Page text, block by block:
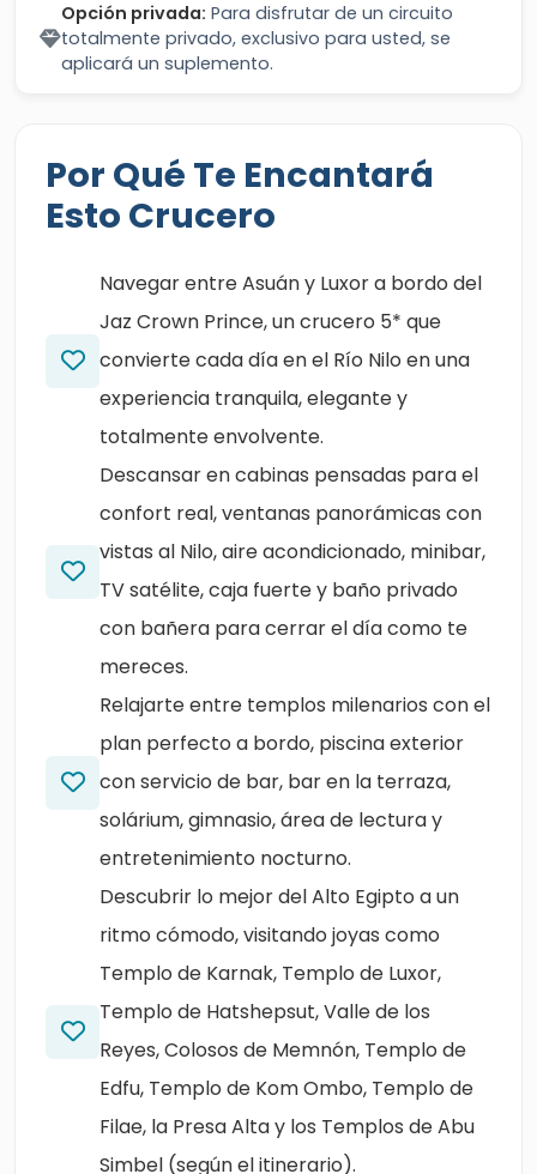
Opción privada: Para disfrutar de un circuito
totalmente privado, exclusivo para usted, se
aplicará un suplemento.
Por Qué Te Encantará
Esto Crucero
Navegar entre Asuán y Luxor a bordo del
Jaz Crown Prince, un crucero 5* que
convierte cada día en el Río Nilo en una
experiencia tranquila, elegante y
totalmente envolvente.
Descansar en cabinas pensadas para el
confort real, ventanas panorámicas con
vistas al Nilo, aire acondicionado, minibar,
TV satélite, caja fuerte y baño privado
con bañera para cerrar el día como te
mereces.
Relajarte entre templos milenarios con el
plan perfecto a bordo, piscina exterior
con servicio de bar, bar en la terraza,
solárium, gimnasio, área de lectura y
entretenimiento nocturno.
Descubrir lo mejor del Alto Egipto a un
ritmo cómodo, visitando joyas como
Templo de Karnak, Templo de Luxor,
Templo de Hatshepsut, Valle de los
Reyes, Colosos de Memnón, Templo de
Edfu, Templo de Kom Ombo, Templo de
Filae, la Presa Alta y los Templos de Abu
Simbel (según el itinerario).